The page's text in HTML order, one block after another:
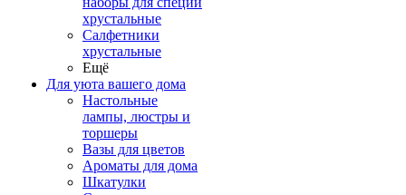
хрустальные
Салфетники
хрустальные
Ещё
Для уюта вашего дома
Настольные
лампы, люстры и
торшеры
Вазы для цветов
Ароматы для дома
Шкатулки